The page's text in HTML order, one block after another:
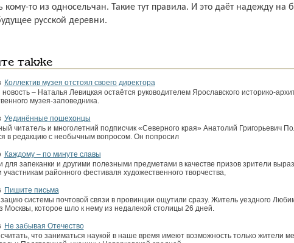
кому-то из односельчан. Такие тут правила. И это даёт надежду на
русской деревни.
также
Коллектив музея отстоял своего директора
– Наталья Левицкая остаётся руководителем Ярославского историко-
музея-заповедника.
Уединённые пошехонцы
читатель и многолетний подписчик «Северного края» Анатолий Григорьевич
в редакцию с необычным вопросом. Он попросил
Каждому – по минуте славы
для запеканки и другими полезными предметами в качестве призов зрители
участникам районного фестиваля художественного творчества,
Пишите письма
системы почтовой связи в провинции ощутили сразу. Житель уездного
Москвы, которое шло к нему из недалекой столицы 26 дней.
Не забывая Отечество
что заниматься наукой в наше время имеют возможность только жители